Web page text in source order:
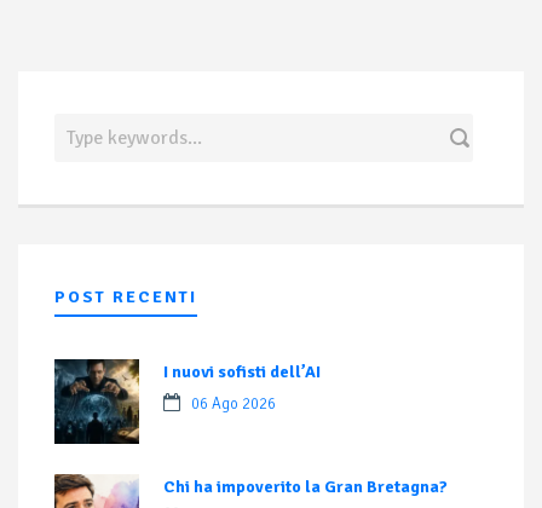
POST RECENTI
I nuovi sofisti dell’AI
06 Ago 2026
Chi ha impoverito la Gran Bretagna?